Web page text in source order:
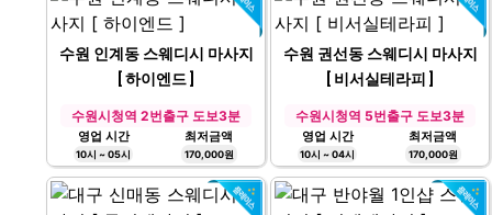
수원 인계동 스웨디시 마사지
[ 하이엔드 ]
수원시청역 2번출구 도보3분
영업 시간
10시 ~ 05시
최저금액
170,000원
수원 권선동 스웨디시 마사지
[ 비서실테라피 ]
수원시청역 5번출구 도보3분
영업 시간
10시 ~ 04시
최저금액
170,000원